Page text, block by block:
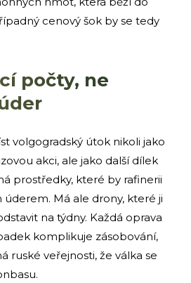
cenový šok by se tedy
počty, ne
volgogradský útok nikoli jako
akci, ale jako další dílek
prostředky, které by rafinerii
úderem. Má ale drony, které ji
na týdny. Každá oprava
komplikuje zásobování,
ruské veřejnosti, že válka se